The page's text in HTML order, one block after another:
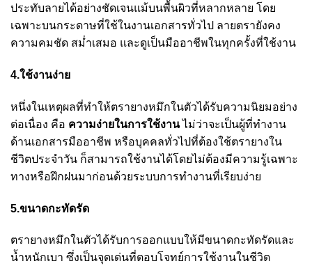
ประทับลายได้อย่างชัดเจนแม้บนพื้นผิวที่หลากหลาย โดย
เฉพาะบนกระดาษที่ใช้ในงานเอกสารทั่วไป ลายตรายังคง
ความคมชัด สม่ำเสมอ และดูเป็นมืออาชีพในทุกครั้งที่ใช้งาน
4.ใช้งานง่าย
หนึ่งในเหตุผลที่ทำให้ตรายางหมึกในตัวได้รับความนิยมอย่าง
ต่อเนื่อง คือ ความง่ายในการใช้งานไม่ว่าจะเป็นผู้ที่ทำงาน
ด้านเอกสารมืออาชีพ หรือบุคคลทั่วไปที่ต้องใช้ตรายางใน
ชีวิตประจำวัน ก็สามารถใช้งานได้โดยไม่ต้องมีความรู้เฉพาะ
ทางหรือฝึกฝนมาก่อนด้วยระบบการทำงานที่เรียบง่าย
5.ขนาดกะทัดรัด
ตรายางหมึกในตัวได้รับการออกแบบให้มีขนาดกะทัดรัดและ
น้ำหนักเบา ซึ่งเป็นจุดเด่นที่ตอบโจทย์การใช้งานในชีวิต